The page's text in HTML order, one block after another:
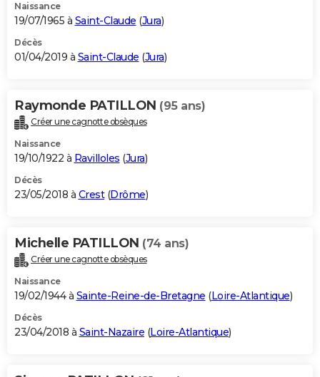
Naissance
19/07/1965 à Saint-Claude (Jura)
Décès
01/04/2019 à Saint-Claude (Jura)
Raymonde PATILLON (95 ans)
Créer une cagnotte obsèques
Naissance
19/10/1922 à Ravilloles (Jura)
Décès
23/05/2018 à Crest(Drôme)
Michelle PATILLON (74 ans)
Créer une cagnotte obsèques
Naissance
19/02/1944 à Sainte-Reine-de-Bretagne (Loire-Atlantique)
Décès
23/04/2018 à Saint-Nazaire (Loire-Atlantique)